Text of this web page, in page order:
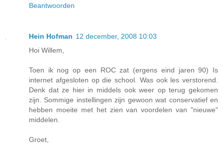
Beantwoorden
Hein Hofman 12 december, 2008 10:03
Hoi Willem,
Toen ik nog op een ROC zat (ergens eind jaren 90) Is
internet afgesloten op die school. Was ook les verstorend.
Denk dat ze hier in middels ook weer op terug gekomen
zijn. Sommige instellingen zijn gewoon wat conservatief en
hebben moeite met het zien van voordelen van "nieuwe"
middelen.
Groet,